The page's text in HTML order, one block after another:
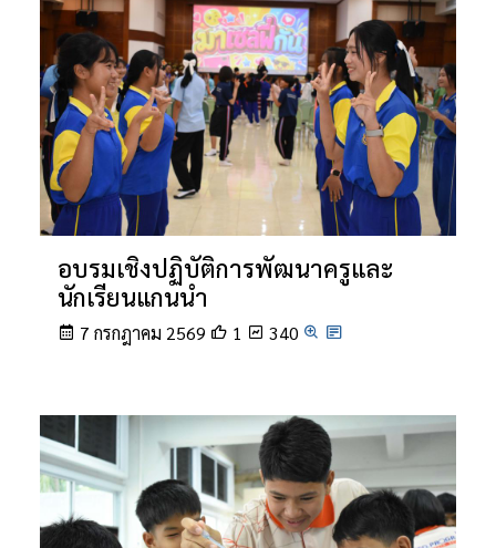
อบรมเชิงปฏิบัติการพัฒนาครูและ
นักเรียนแกนนำ
7 กรกฎาคม 2569 1 340